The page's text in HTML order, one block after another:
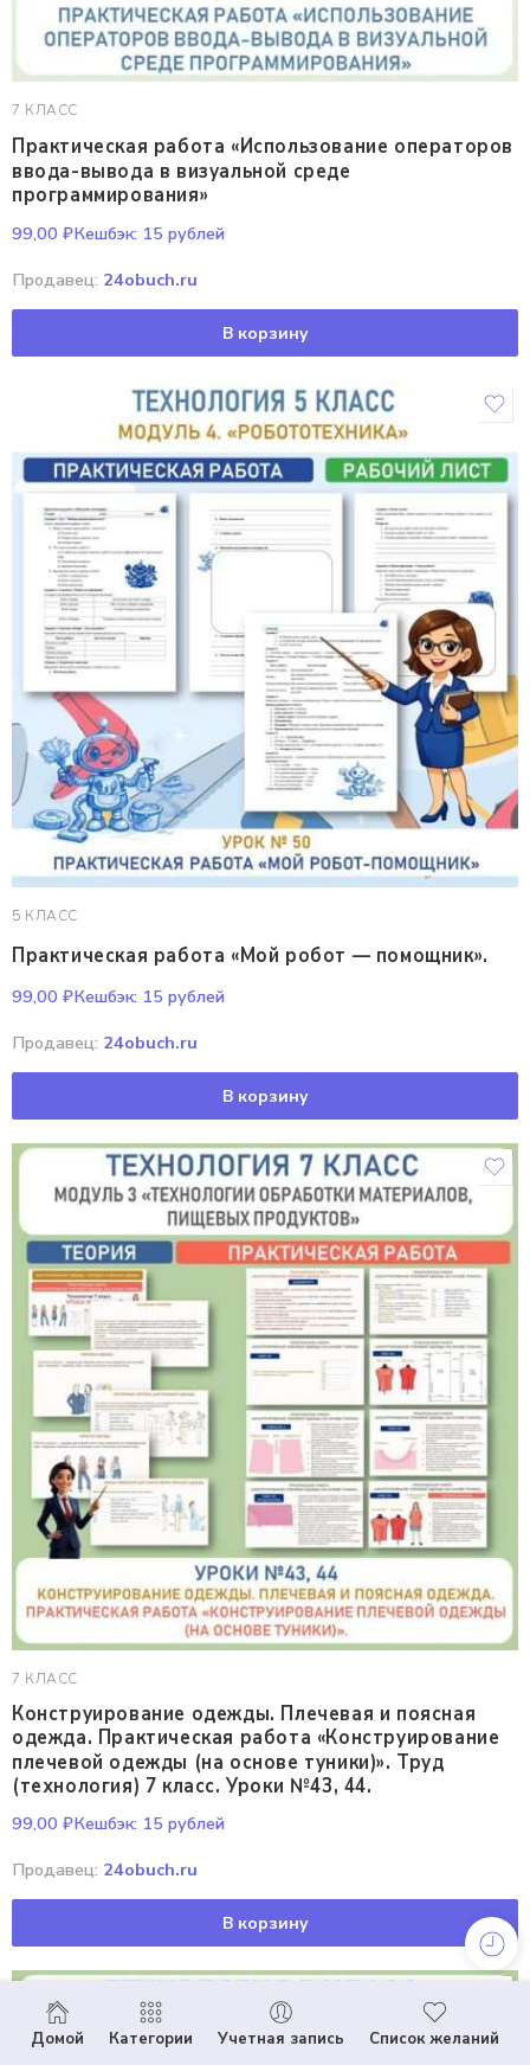
7 КЛАСС
Практическая работа «Использование операторов
ввода-вывода в визуальной среде
программирования»
99,00 ₽Кешбэк: 15 рублей
Продавец: 24obuch.ru
В корзину
5 КЛАСС
Практическая работа «Мой робот — помощник».
99,00 ₽Кешбэк: 15 рублей
Продавец: 24obuch.ru
В корзину
7 КЛАСС
Конструирование одежды. Плечевая и поясная
одежда. Практическая работа «Конструирование
плечевой одежды (на основе туники)». Труд
(технология) 7 класс. Уроки №43, 44.
99,00 ₽Кешбэк: 15 рублей
Продавец: 24obuch.ru
В корзину
Домой Категории Учетная запись Список желаний